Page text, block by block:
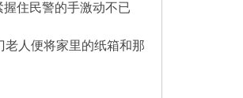
住民警的手激动不已
老人便将家里的纸箱和那